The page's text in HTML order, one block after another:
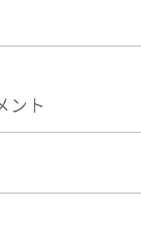
成・Group
会計基準の把握
基づく適時開示
法に基づく臨時
ント